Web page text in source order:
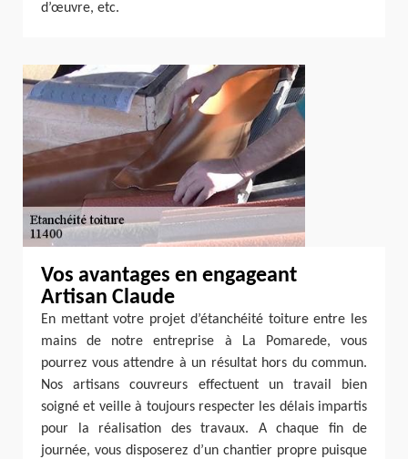
d’œuvre, etc.
Vos avantages en engageant
Artisan Claude
En mettant votre projet d’étanchéité toiture entre les
mains de notre entreprise à La Pomarede, vous
pourrez vous attendre à un résultat hors du commun.
Nos artisans couvreurs effectuent un travail bien
soigné et veille à toujours respecter les délais impartis
pour la réalisation des travaux. A chaque fin de
journée, vous disposerez d’un chantier propre puisque